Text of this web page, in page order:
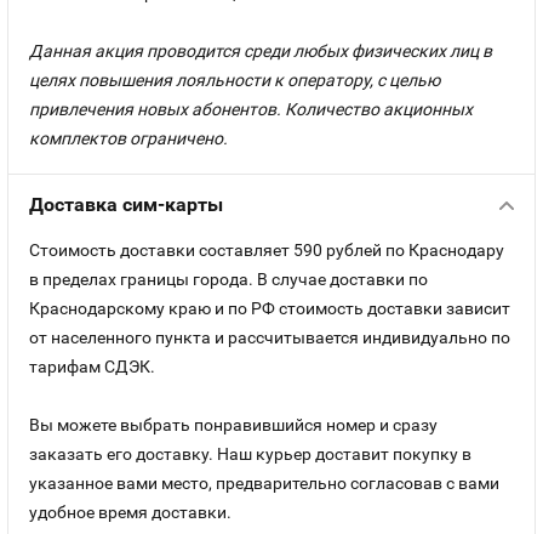
Данная акция проводится среди любых физических лиц в
целях повышения лояльности к оператору, с целью
привлечения новых абонентов. Количество акционных
комплектов ограничено.
Доставка сим-карты
Стоимость доставки составляет 590 рублей по Краснодару
в пределах границы города. В случае доставки по
Краснодарскому краю и по РФ стоимость доставки зависит
от населенного пункта и рассчитывается индивидуально по
тарифам СДЭК.
Вы можете выбрать понравившийся номер и сразу
заказать его доставку. Наш курьер доставит покупку в
указанное вами место, предварительно согласовав с вами
удобное время доставки.